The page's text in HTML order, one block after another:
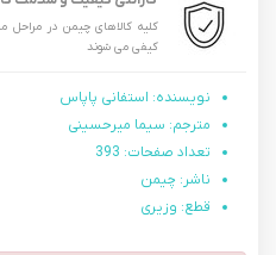
کلیه کالاهای چیمن در مراحل
کیفی می شوند
نویسنده: استفانی پاپاس
مترجم: سیما میرحسینی
تعداد صفحات: 393
ناشر: چیمن
قطع: وزیری